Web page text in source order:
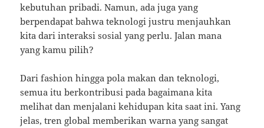
kebutuhan pribadi. Namun, ada juga yang
berpendapat bahwa teknologi justru menjauhkan
kita dari interaksi sosial yang perlu. Jalan mana
yang kamu pilih?
Dari fashion hingga pola makan dan teknologi,
semua itu berkontribusi pada bagaimana kita
melihat dan menjalani kehidupan kita saat ini. Yang
jelas, tren global memberikan warna yang sangat